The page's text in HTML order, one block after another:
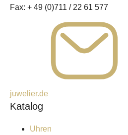
Fax: + 49 (0)711 / 22 61 577
juwelier.de
Katalog
Uhren